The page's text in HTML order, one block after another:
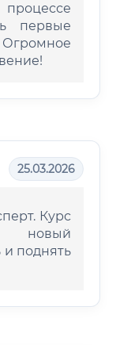
первые
25.03.2026
Курс
поднять